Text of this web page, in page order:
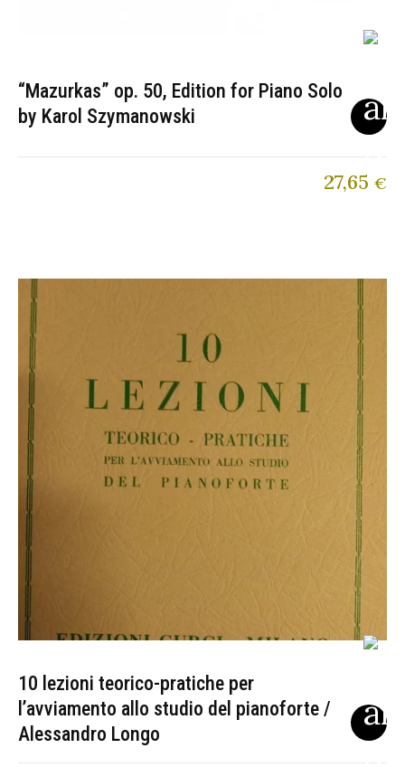
“Mazurkas” op. 50, Edition for Piano Solo
by Karol Szymanowski
27,65 €
10 lezioni teorico-pratiche per
l’avviamento allo studio del pianoforte /
Alessandro Longo